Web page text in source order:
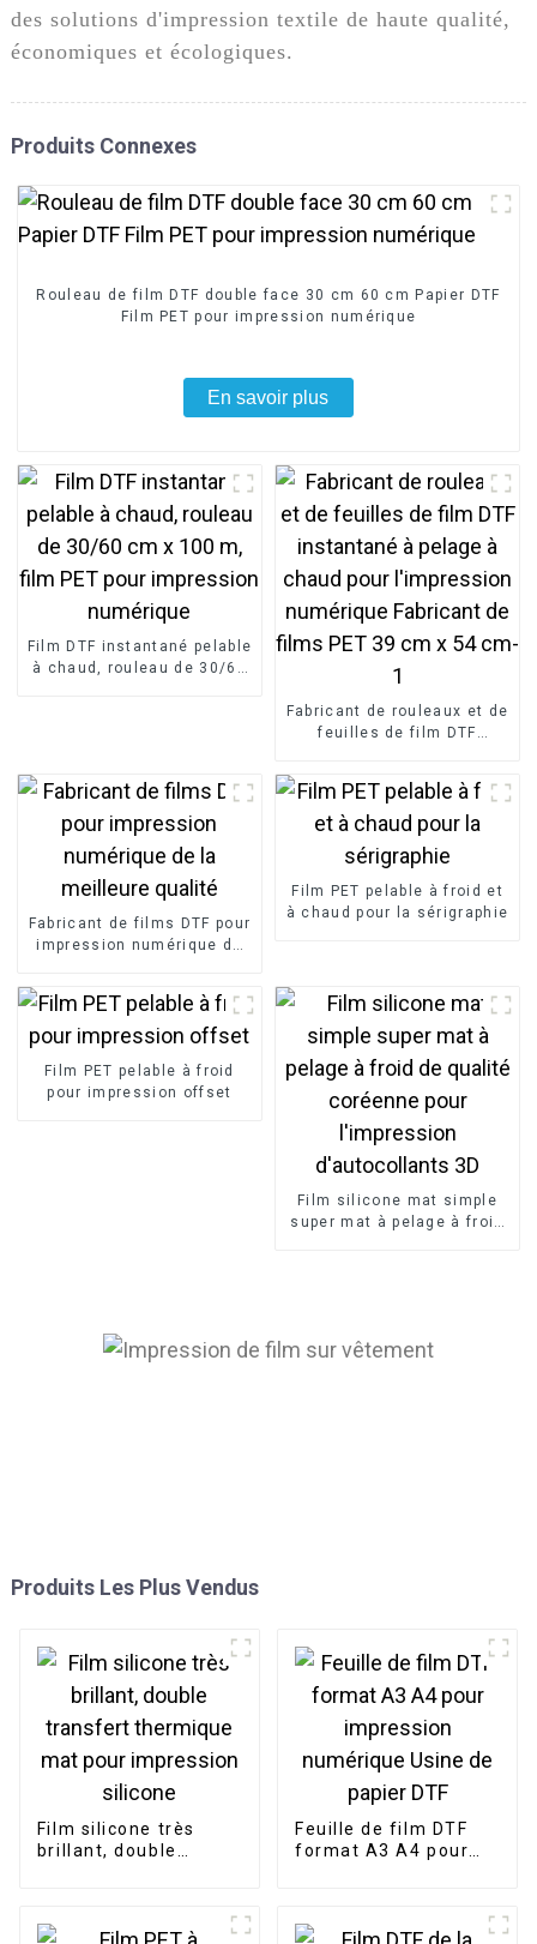
des solutions d'impression textile de haute qualité,
économiques et écologiques.
Produits Connexes
Rouleau de film DTF double face 30 cm 60 cm Papier DTF
Film PET pour impression numérique
En savoir plus
Film DTF instantané pelable
à chaud, rouleau de 30/60
Fabricant de rouleaux et de
feuilles de film DTF
numérique Fabricant de
films PET 39 cm x 54 cm-1
Fabricant de films DTF pour
impression numérique de
Film PET pelable à froid et
à chaud pour la sérigraphie
Film PET pelable à froid
pour impression offset
Film silicone mat simple
super mat à pelage à froid
Produits Les Plus Vendus
Film silicone très
brillant, double
Feuille de film DTF
format A3 A4 pour